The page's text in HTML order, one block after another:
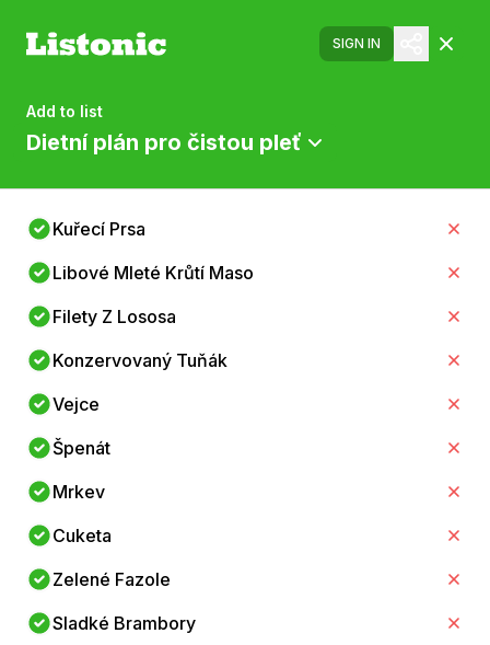
SIGN IN
Add to list
Dietní plán pro čistou pleť
Kuřecí Prsa
Libové Mleté Krůtí Maso
Filety Z Lososa
Konzervovaný Tuňák
Vejce
Špenát
Mrkev
Cuketa
Zelené Fazole
Sladké Brambory